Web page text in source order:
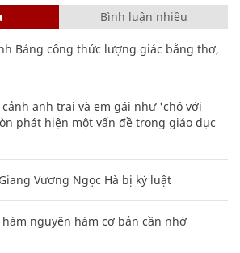
Bình luận nhiều
Bảng công thức lượng giác bằng thơ,
anh trai và em gái như 'chó với
phát hiện một vấn đề trong giáo dục
Vương Ngọc Hà bị kỷ luật
nguyên hàm cơ bản cần nhớ